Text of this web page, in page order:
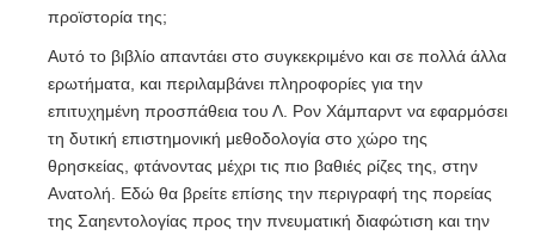
προϊστορία της;
Αυτό το βιβλίο απαντάει στο συγκεκριμένο και σε πολλά άλλα
ερωτήματα, και περιλαμβάνει πληροφορίες για την
επιτυχημένη προσπάθεια του Λ. Ρον Χάμπαρντ να εφαρμόσει
τη δυτική επιστημονική μεθοδολογία στο χώρο της
θρησκείας, φτάνοντας μέχρι τις πιο βαθιές ρίζες της, στην
Ανατολή. Εδώ θα βρείτε επίσης την περιγραφή της πορείας
της Σαηεντολογίας προς την πνευματική διαφώτιση και την